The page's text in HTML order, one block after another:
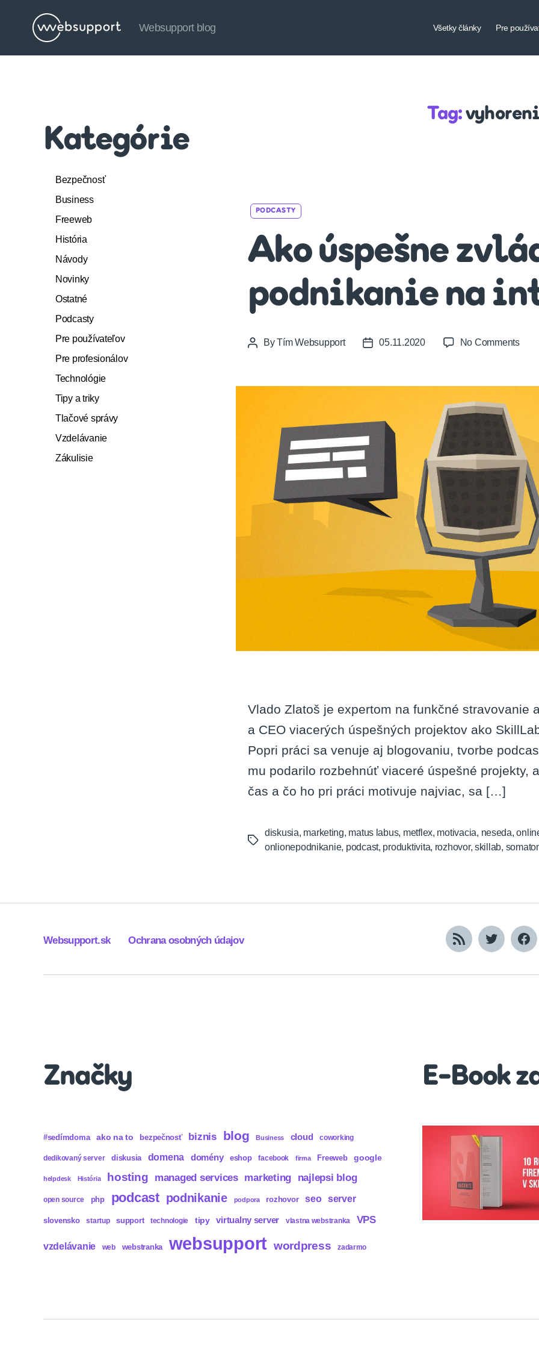
Websupport
Websupport blog Všetky články Pre
Kategórie
Bezpečnosť
Business
Freeweb
História
Návody
Novinky
Ostatné
Podcasty
Pre používateľov
Pre profesionálov
Technológie
Tipy a triky
Tlačové správy
Vzdelávanie
Zákulisie
Tag:
PODCASTY
Ako úspešne
podnikanie na
PostByTím Websupport
Post05.11.2020 No Commentson
Vlado Zlatoš je expertom na funkčné stravovanie
a CEO viacerých úspešných projektov ako
Popri práci sa venuje aj blogovaniu, tvorbe
mu podarilo rozbehnúť viaceré úspešné projekty,
čas a čo ho pri práci motivuje najviac, sa […]
Tags
diskusia, marketing, matus labus, metflex, motivacia, neseda,
onlionepodnikanie, podcast, produktivita, rozhovor,skillab,
Websupport.sk Ochrana osobných údajov RSS Twitter
Značky
#sedímdoma ako na to bezpečnosť biznis blog Business cloud coworking
dedikovaný server diskusia domena domény eshop facebook firma Freeweb google
helpdesk História hosting managed services marketing najlepsi blog
open source php podcast podnikanie podpora rozhovor seo server
slovensko startup support technologie tipy virtualny server vlastna webstranka VPS
vzdelávanie web webstranka websupport wordpress zadarmo
E-Book